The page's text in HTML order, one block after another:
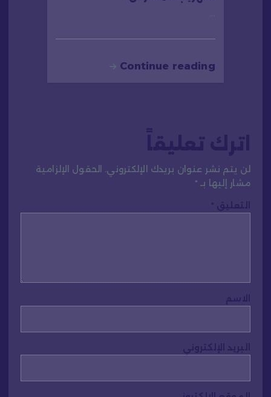
Continue reading
لن يتم نشر عنوان بريدك الإلكتروني.
الحقول الإلزامية
مشار إليها بـ *